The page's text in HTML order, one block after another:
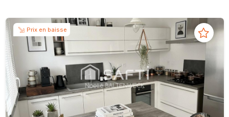
Prix en baisse